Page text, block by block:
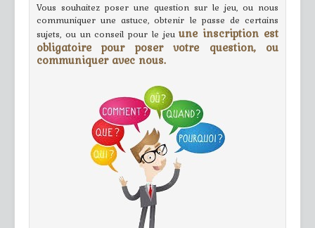
Vous souhaitez poser une question sur le jeu, ou nous
communiquer une astuce, obtenir le passe de certains
sujets, ou un conseil pour le jeuune inscription est
obligatoire pour poser votre question, ou
communiquer avec nous.